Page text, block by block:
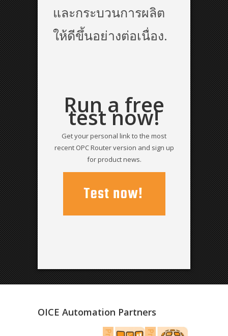
และกระบวนการผลิต
ให้ดีขึ้นอย่างต่อเนื่อง.
Run a free
test now!
Get your personal link to the most
recent OPC Router version and sign up
for product news.
OICE Automation Partners